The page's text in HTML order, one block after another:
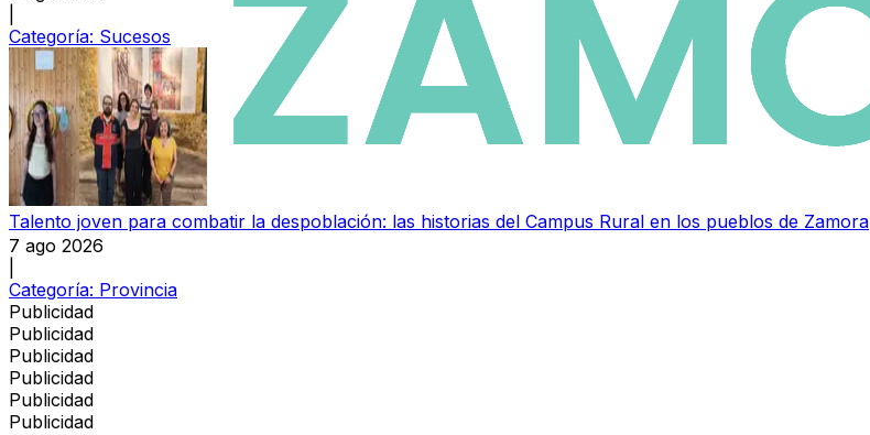
Categoría: Sucesos
Talento joven para combatir la despoblación: las historias del Campus Rural en los pueblos de Zamora
7 ago 2026
Categoría: Provincia
Publicidad
Publicidad
Publicidad
Publicidad
Publicidad
Publicidad